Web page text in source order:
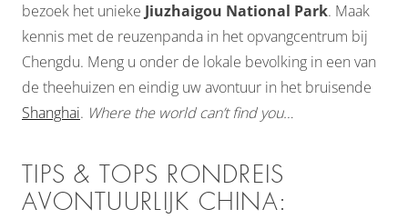
bezoek het unieke Jiuzhaigou National Park. Maak
kennis met de reuzenpanda in het opvangcentrum bij
Chengdu. Meng u onder de lokale bevolking in een van
de theehuizen en eindig uw avontuur in het bruisende
Shanghai. Where the world can’t find you…
TIPS & TOPS RONDREIS
AVONTUURLIJK CHINA: